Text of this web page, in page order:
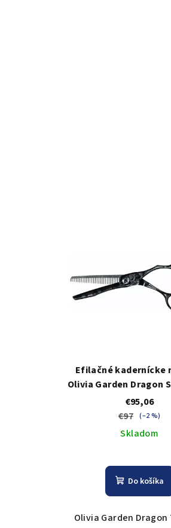
Efilačné kadernícke
Olivia Garden Dragon
€95,06
€97 (–2 %)
Skladom
Do košíka
Olivia Garden